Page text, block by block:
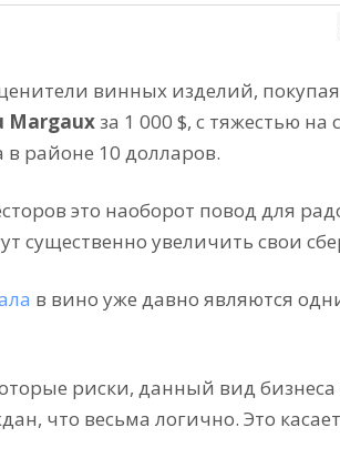
винных изделий, покупая
Margauxза 1 000 $, с тяжестью
в районе 10 долларов.
это наоборот повод для
существенно увеличить свои
в вино уже давно являются
риски, данный вид
что весьма логично. Это